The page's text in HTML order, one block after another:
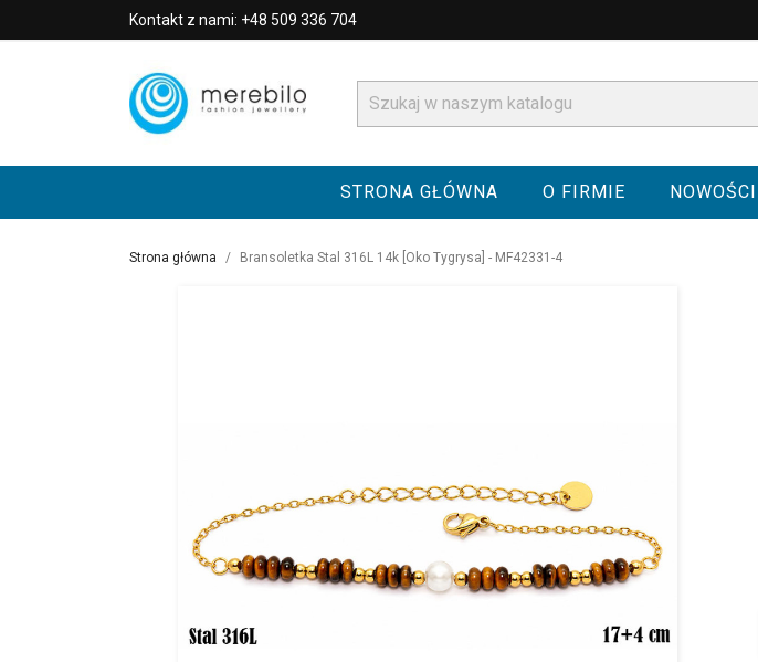
Kontakt z nami: +48 509 336 704
STRONA GŁÓWNA O FIRMIE NOWOŚCI
Strona główna Bransoletka Stal 316L 14k [Oko Tygrysa] - MF42331-4